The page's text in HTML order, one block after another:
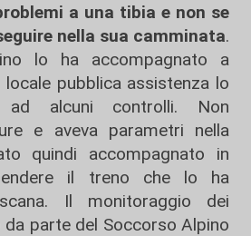
a una tibia e non se
nella sua camminata.
lo ha accompagnato a
locale pubblica assistenza lo
alcuni controlli. Non
e aveva parametri nella
quindi accompagnato in
il treno che lo ha
Il monitoraggio dei
parte del Soccorso Alpino